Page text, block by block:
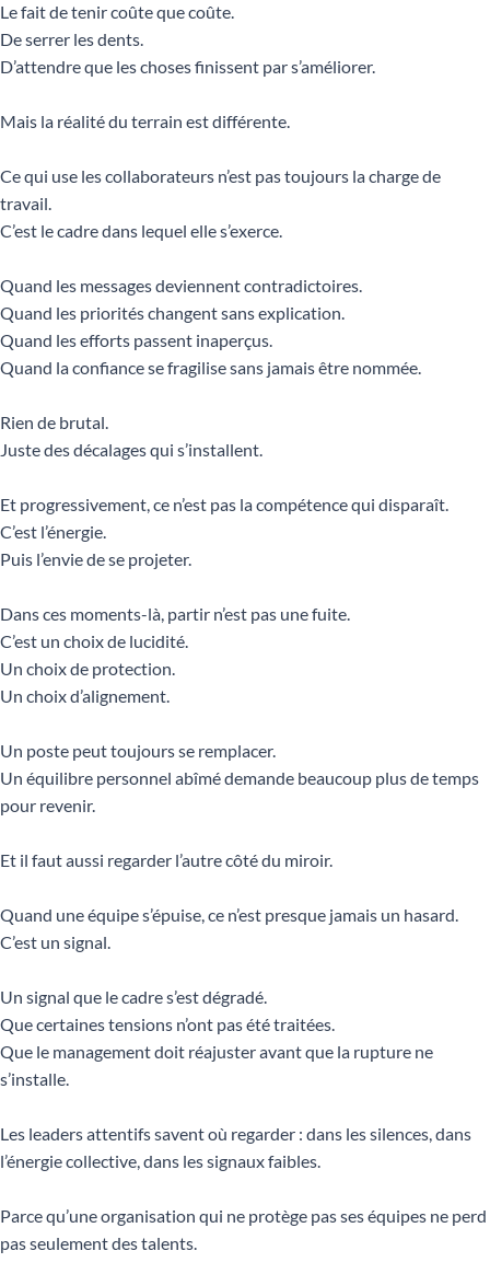
Le fait de tenir coûte que coûte.
De serrer les dents.
D’attendre que les choses finissent par s’améliorer.
Mais la réalité du terrain est différente.
Ce qui use les collaborateurs n’est pas toujours la charge de
travail.
C’est le cadre dans lequel elle s’exerce.
Quand les messages deviennent contradictoires.
Quand les priorités changent sans explication.
Quand les efforts passent inaperçus.
Quand la confiance se fragilise sans jamais être nommée.
Rien de brutal.
Juste des décalages qui s’installent.
Et progressivement, ce n’est pas la compétence qui disparaît.
C’est l’énergie.
Puis l’envie de se projeter.
Dans ces moments-là, partir n’est pas une fuite.
C’est un choix de lucidité.
Un choix de protection.
Un choix d’alignement.
Un poste peut toujours se remplacer.
Un équilibre personnel abîmé demande beaucoup plus de temps
pour revenir.
Et il faut aussi regarder l’autre côté du miroir.
Quand une équipe s’épuise, ce n’est presque jamais un hasard.
C’est un signal.
Un signal que le cadre s’est dégradé.
Que certaines tensions n’ont pas été traitées.
Que le management doit réajuster avant que la rupture ne
s’installe.
Les leaders attentifs savent où regarder : dans les silences, dans
l’énergie collective, dans les signaux faibles.
Parce qu’une organisation qui ne protège pas ses équipes ne perd
pas seulement des talents.